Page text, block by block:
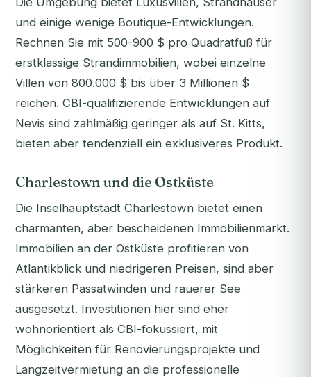
und einige wenige Boutique-Entwicklungen.
Rechnen Sie mit 500-900 $ pro Quadratfuß für
erstklassige Strandimmobilien, wobei einzelne
Villen von 800.000 $ bis über 3 Millionen $
reichen. CBI-qualifizierende Entwicklungen auf
Nevis sind zahlmäßig geringer als auf St. Kitts,
bieten aber tendenziell ein exklusiveres Produkt.
Charlestown und die Ostküste
Die Inselhauptstadt Charlestown bietet einen
charmanten, aber bescheidenen Immobilienmarkt.
Immobilien an der Ostküste profitieren von
Atlantikblick und niedrigeren Preisen, sind aber
stärkeren Passatwinden und rauerer See
ausgesetzt. Investitionen hier sind eher
wohnorientiert als CBI-fokussiert, mit
Möglichkeiten für Renovierungsprojekte und
Langzeitvermietung an die professionelle